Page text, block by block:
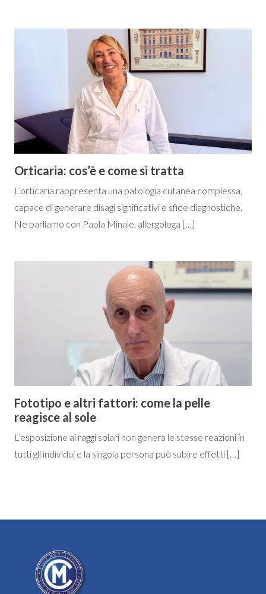
Orticaria: cos’è e come si tratta
L’orticaria rappresenta una patologia cutanea complessa,
capace di generare disagi significativi e sfide diagnostiche.
Ne parliamo con Paola Minale, allergologa […]
Fototipo e altri fattori: come la pelle
reagisce al sole
L’esposizione ai raggi solari non genera le stesse reazioni in
tutti gli individui e la singola persona può subire effetti […]